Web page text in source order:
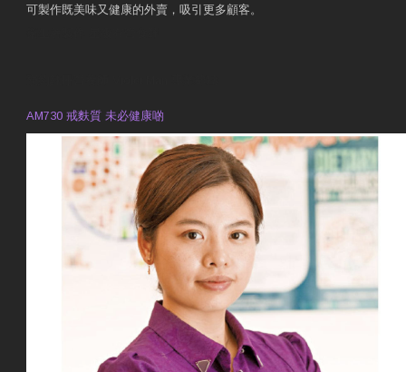
可製作既美味又健康的外賣，吸引更多顧客。
AM730 戒麩質 未必健康啲